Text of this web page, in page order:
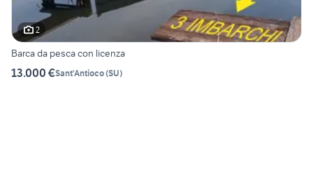
2
Barca da pesca con licenza
13.000 €Sant'Antioco(SU)